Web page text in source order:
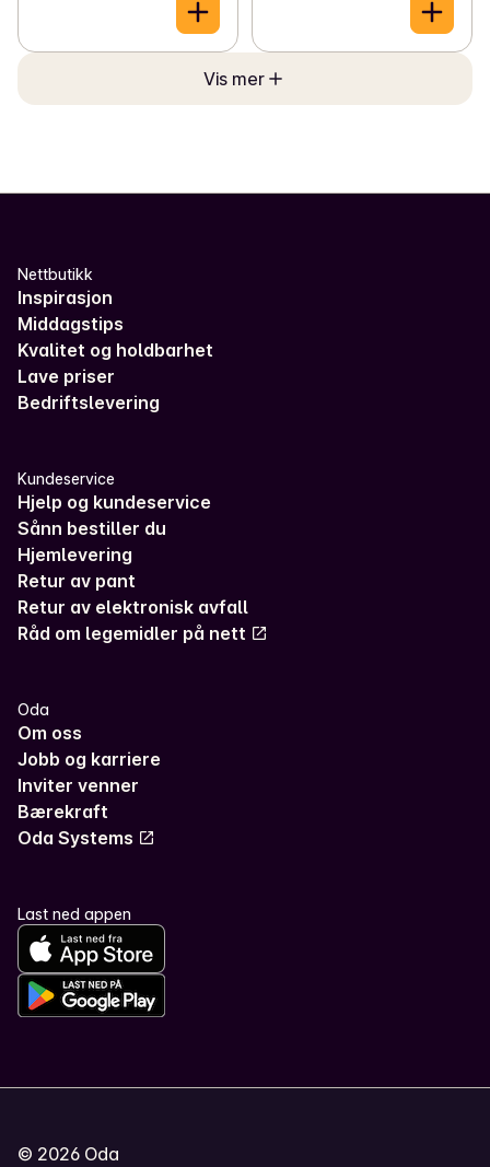
Vis mer
Nettbutikk
Inspirasjon
Middagstips
Kvalitet og holdbarhet
Lave priser
Bedriftslevering
Kundeservice
Hjelp og kundeservice
Sånn bestiller du
Hjemlevering
Retur av pant
Retur av elektronisk avfall
Råd om legemidler på nett
Oda
Om oss
Jobb og karriere
Inviter venner
Bærekraft
Oda Systems
Last ned appen
© 2026 Oda